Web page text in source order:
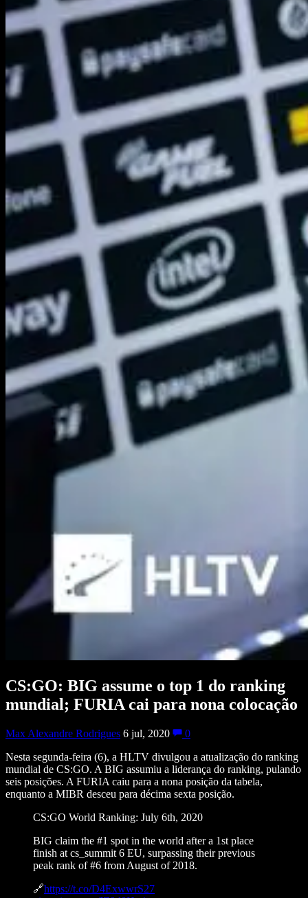
CS:GO: BIG assume o top 1 do ranking
mundial; FURIA cai para nona colocação
Max Alexandre Rodrigues 6 jul, 2020
0
Nesta segunda-feira (6), a HLTV divulgou a atualização do ranking
mundial de CS:GO. A BIG assumiu a liderança do ranking, pulando
seis posições. A FURIA caiu para a nona posição da tabela,
enquanto a MIBR desceu para décima sexta posição.
CS:GO World Ranking: July 6th, 2020
BIG claim the #1 spot in the world after a 1st place
finish at cs_summit 6 EU, surpassing their previous
peak rank of #6 from August of 2018.
🔗https://t.co/D4ExwwrS27